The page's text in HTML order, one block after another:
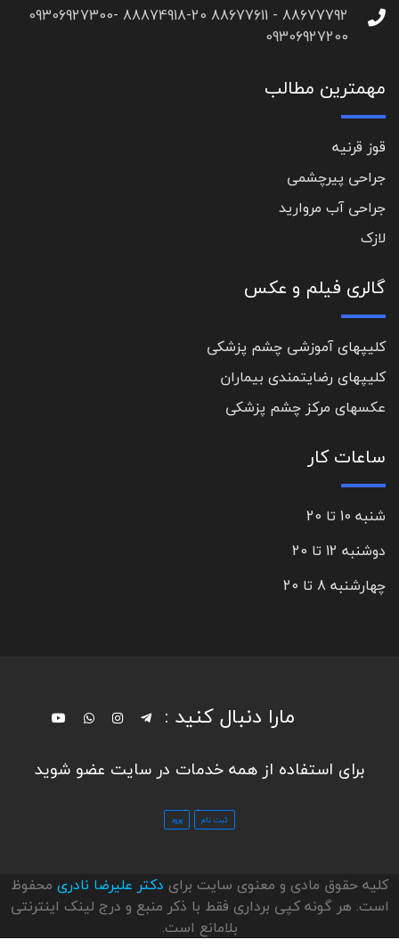
88677792 - 88677611 88874918-20 09306927300-
09306927200
مهمترین مطالب
قوز قرنیه
جراحی پیرچشمی
جراحی آب مروارید
لازک
گالری فیلم و عکس
کلیپهای آموزشی چشم پزشکی
کلیپهای رضایتمندی بیماران
عکسهای مرکز چشم پزشکی
ساعات کار
شنبه 10 تا 20
دوشنبه 12 تا 20
چهارشنبه 8 تا 20
مارا دنبال کنید :
برای استفاده از همه خدمات در سایت عضو شوید
کلیه حقوق مادی و معنوی سایت برای دکتر علیرضا نادری محفوظ
است. هر گونه کپی برداری فقط با ذکر منبع و درج لینک اینترنتی
بلامانع است.